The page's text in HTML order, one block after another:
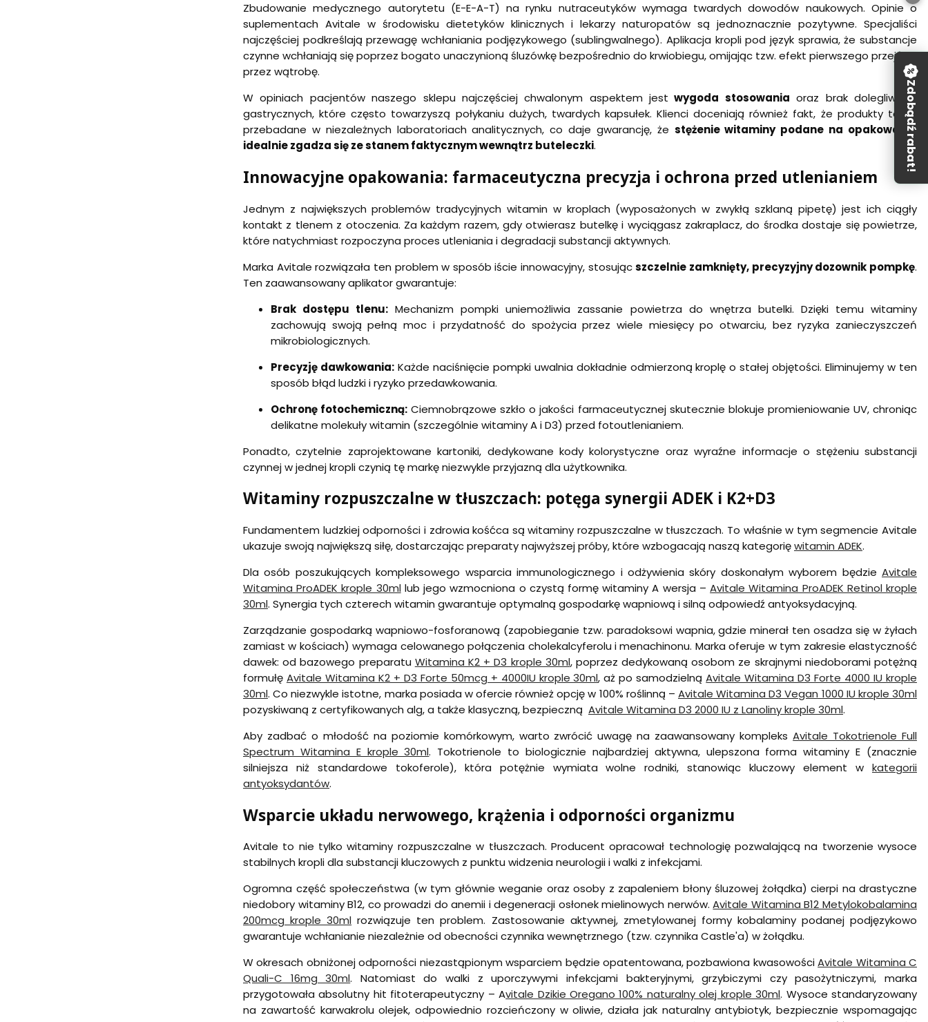
Zbudowanie medycznego autorytetu (E-E-A-T) na rynku nutraceutyków wymaga twardych dowodów naukowych. Opinie o
suplementach Avitale w środowisku dietetyków klinicznych i lekarzy naturopatów są jednoznacznie pozytywne. Specjaliści
najczęściej podkreślają przewagę wchłaniania podjęzykowego (sublingwalnego). Aplikacja kropli pod język sprawia, że substancje
czynne wchłaniają się poprzez bogato unaczynioną śluzówkę bezpośrednio do krwiobiegu, omijając tzw. efekt pierwszego przejścia
przez wątrobę.
W opiniach pacjentów naszego sklepu najczęściej chwalonym aspektem jest wygoda stosowania oraz brak dolegliwości
gastrycznych, które często towarzyszą połykaniu dużych, twardych kapsułek. Klienci doceniają również fakt, że produkty te są
przebadane w niezależnych laboratoriach analitycznych, co daje gwarancję, że stężenie witaminy podane na opakowaniu
idealnie zgadza się ze stanem faktycznym wewnątrz buteleczki.
Innowacyjne opakowania: farmaceutyczna precyzja i ochrona przed utlenianiem
Jednym z największych problemów tradycyjnych witamin w kroplach (wyposażonych w zwykłą szklaną pipetę) jest ich ciągły
kontakt z tlenem z otoczenia. Za każdym razem, gdy otwierasz butelkę i wyciągasz zakraplacz, do środka dostaje się powietrze,
które natychmiast rozpoczyna proces utleniania i degradacji substancji aktywnych.
Marka Avitale rozwiązała ten problem w sposób iście innowacyjny, stosującszczelnie zamknięty, precyzyjny dozownik pompkę.
Ten zaawansowany aplikator gwarantuje:
Brak dostępu tlenu: Mechanizm pompki uniemożliwia zassanie powietrza do wnętrza butelki. Dzięki temu witaminy
zachowują swoją pełną moc i przydatność do spożycia przez wiele miesięcy po otwarciu, bez ryzyka zanieczyszczeń
mikrobiologicznych.
Precyzję dawkowania:Każde naciśnięcie pompki uwalnia dokładnie odmierzoną kroplę o stałej objętości. Eliminujemy w ten
sposób błąd ludzki i ryzyko przedawkowania.
Ochronę fotochemiczną: Ciemnobrązowe szkło o jakości farmaceutycznej skutecznie blokuje promieniowanie UV, chroniąc
delikatne molekuły witamin (szczególnie witaminy A i D3) przed fotoutlenianiem.
Ponadto, czytelnie zaprojektowane kartoniki, dedykowane kody kolorystyczne oraz wyraźne informacje o stężeniu substancji
czynnej w jednej kropli czynią tę markę niezwykle przyjazną dla użytkownika.
Witaminy rozpuszczalne w tłuszczach: potęga synergii ADEK i K2+D3
Fundamentem ludzkiej odporności i zdrowia kośćca są witaminy rozpuszczalne w tłuszczach. To właśnie w tym segmencie Avitale
ukazuje swoją największą siłę, dostarczając preparaty najwyższej próby, które wzbogacają naszą kategorięwitamin ADEK.
Dla osób poszukujących kompleksowego wsparcia immunologicznego i odżywienia skóry doskonałym wyborem będzie Avitale
Witamina ProADEK krople 30mllub jego wzmocniona o czystą formę witaminy A wersja –Avitale Witamina ProADEK Retinol krople
30ml. Synergia tych czterech witamin gwarantuje optymalną gospodarkę wapniową i silną odpowiedź antyoksydacyjną.
Zarządzanie gospodarką wapniowo-fosforanową (zapobieganie tzw. paradoksowi wapnia, gdzie minerał ten osadza się w żyłach
zamiast w kościach) wymaga celowanego połączenia cholekalcyferolu i menachinonu. Marka oferuje w tym zakresie elastyczność
dawek: od bazowego preparatu Witamina K2 + D3 krople 30ml, poprzez dedykowaną osobom ze skrajnymi niedoborami potężną
formułę Avitale Witamina K2 + D3 Forte 50mcg + 4000IU krople 30ml, aż po samodzielnąAvitale Witamina D3 Forte 4000 IU krople
30ml. Co niezwykle istotne, marka posiada w ofercie również opcję w 100% roślinną – Avitale Witamina D3 Vegan 1000 IU krople 30ml
pozyskiwaną z certyfikowanych alg, a także klasyczną, bezpieczną Avitale Witamina D3 2000 IU z Lanoliny krople 30ml.
Aby zadbać o młodość na poziomie komórkowym, warto zwrócić uwagę na zaawansowany kompleksAvitale Tokotrienole Full
Spectrum Witamina E krople 30ml. Tokotrienole to biologicznie najbardziej aktywna, ulepszona forma witaminy E (znacznie
silniejsza niż standardowe tokoferole), która potężnie wymiata wolne rodniki, stanowiąc kluczowy element w kategorii
antyoksydantów.
Wsparcie układu nerwowego, krążenia i odporności organizmu
Avitale to nie tylko witaminy rozpuszczalne w tłuszczach. Producent opracował technologię pozwalającą na tworzenie wysoce
stabilnych kropli dla substancji kluczowych z punktu widzenia neurologii i walki z infekcjami.
Ogromna część społeczeństwa (w tym głównie weganie oraz osoby z zapaleniem błony śluzowej żołądka) cierpi na drastyczne
niedobory witaminy B12, co prowadzi do anemii i degeneracji osłonek mielinowych nerwów.Avitale Witamina B12 Metylokobalamina
200mcg krople 30ml rozwiązuje ten problem. Zastosowanie aktywnej, zmetylowanej formy kobalaminy podanej podjęzykowo
gwarantuje wchłanianie niezależnie od obecności czynnika wewnętrznego (tzw. czynnika Castle'a) w żołądku.
W okresach obniżonej odporności niezastąpionym wsparciem będzie opatentowana, pozbawiona kwasowościAvitale Witamina C
Quali-C 16mg 30ml. Natomiast do walki z uporczywymi infekcjami bakteryjnymi, grzybiczymi czy pasożytniczymi, marka
przygotowała absolutny hit fitoterapeutyczny – Avitale Dzikie Oregano 100% naturalny olej krople 30ml. Wysoce standaryzowany
na zawartość karwakrolu olejek, odpowiednio rozcieńczony w oliwie, działa jak naturalny antybiotyk, bezpiecznie wspomagając
Zdobądź rabat!